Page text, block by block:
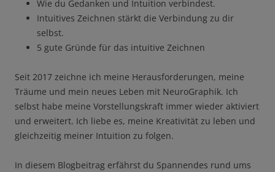
Wie du Gedanken und Intuition verbindest.
Intuitives Zeichnen stärkt die Verbindung zu dir
selbst.
5 gute Gründe für das intuitive Zeichnen
Seit 2017 zeichne ich meine Herausforderungen, meine
Träume und mein neues Leben mit NeuroGraphik. Ich
selbst habe meine Vorstellungskraft immer wieder aktiviert
und erweitert. Ich liebe es, meine Kreativität zu leben und
gleichzeitig meiner Intuition zu folgen.
In diesem Blogbeitrag erfährst du Spannendes rund ums